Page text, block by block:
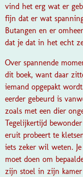
vind het erg wat er
fijn dat er wat
Butangen en er
dat je dat in het echt
Over spannende
dit boek, want daar
iemand opgepakt
eerder gebeurd is
zoals met een dier
Tegelijkertijd
eruit probeert te
iets zeker wil weten.
moet doen om
zijn stoel in zijn